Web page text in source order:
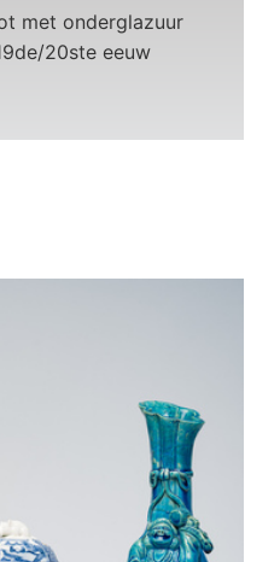
met onderglazuur
20ste eeuw